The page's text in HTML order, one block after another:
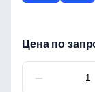
Цена по